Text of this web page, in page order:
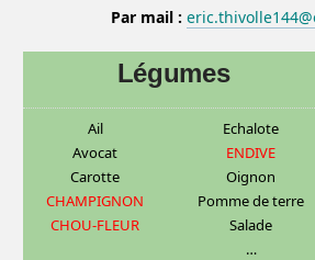
Par mail :
Légumes
Ail
Avocat
Carotte
CHAMPIGNON
CHOU-FLEUR
Echalote
ENDIVE
Oignon
Pomme de terre
Salade
…